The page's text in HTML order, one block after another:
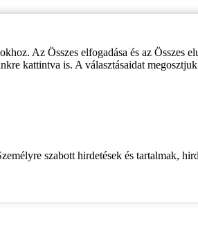
Az Összes elfogadása és az Összes
kattintva is. A választásaidat
szabott hirdetések és tartalmak,